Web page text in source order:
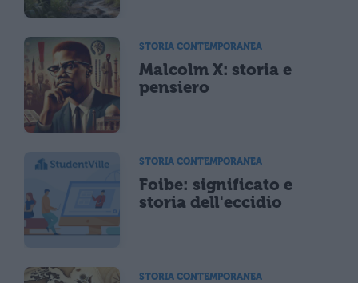
STORIA CONTEMPORANEA
Malcolm X: storia e
pensiero
STORIA CONTEMPORANEA
Foibe: significato e
storia dell'eccidio
STORIA CONTEMPORANEA